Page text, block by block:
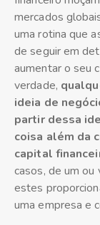
mercados
uma rotina que
de seguir em
aumentar o seu
verdade,
ideia de
partir dessa
coisa além da
capital
casos, de um ou
estes
uma empresa e